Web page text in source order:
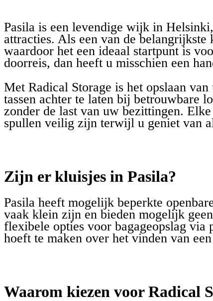
Pasila is een levendige wijk in
attracties. Als een van de belangrijkste
waardoor het een ideaal startpunt is
doorreis, dan heeft u misschien een
Met Radical Storage is het opslaan
tassen achter te laten bij betrouwbare
zonder de last van uw bezittingen.
spullen veilig zijn terwijl u geniet van
Zijn er kluisjes in Pasila?
Pasila heeft mogelijk beperkte
vaak klein zijn en bieden mogelijk
flexibele opties voor bagageopslag via
hoeft te maken over het vinden van
Waarom kiezen voor Radical